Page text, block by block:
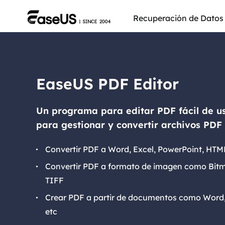
Recuperación de Datos
Más
EaseUS PDF Editor
Un programa para editar PDF fácil de
para gestionar y convertir archivos PDF
Convertir PDF a Word, Excel, PowerPoint,
Convertir PDF a formato de imagen como
TIFF
Crear PDF a partir de documentos como
etc